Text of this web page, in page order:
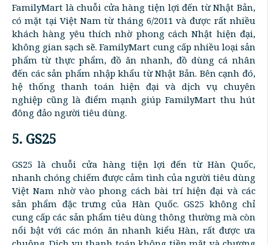
FamilyMart là chuỗi cửa hàng tiện lợi đến từ Nhật Bản,
có mặt tại Việt Nam từ tháng 6/2011 và được rất nhiều
khách hàng yêu thích nhờ phong cách Nhật hiện đại,
không gian sạch sẽ. FamilyMart cung cấp nhiều loại sản
phẩm từ thực phẩm, đồ ăn nhanh, đồ dùng cá nhân
đến các sản phẩm nhập khẩu từ Nhật Bản. Bên cạnh đó,
hệ thống thanh toán hiện đại và dịch vụ chuyên
nghiệp cũng là điểm mạnh giúp FamilyMart thu hút
đông đảo người tiêu dùng.
5. GS25
GS25 là chuỗi cửa hàng tiện lợi đến từ Hàn Quốc,
nhanh chóng chiếm được cảm tình của người tiêu dùng
Việt Nam nhờ vào phong cách bài trí hiện đại và các
sản phẩm đặc trưng của Hàn Quốc. GS25 không chỉ
cung cấp các sản phẩm tiêu dùng thông thường mà còn
nổi bật với các món ăn nhanh kiểu Hàn, rất được ưa